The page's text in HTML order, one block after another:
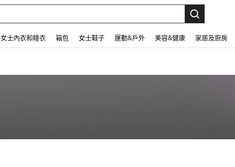
女士內衣和睡衣 箱包 女士鞋子 運動&戶外 美容&健康 家居及廚房